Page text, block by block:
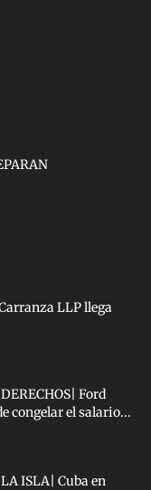
LLP llega
Ford
congelar el salario...
LA ISLA| Cuba en